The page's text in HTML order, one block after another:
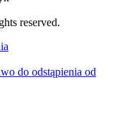
reserved.
do odstąpienia od